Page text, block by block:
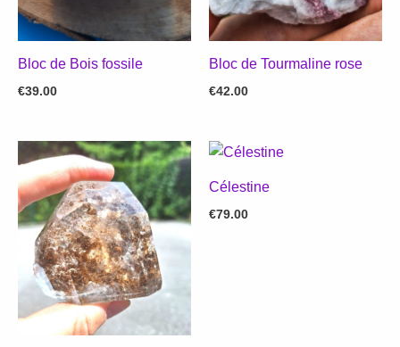
Bloc de Bois fossile
€39.00
Bloc de Tourmaline rose
€42.00
Célestine
€79.00